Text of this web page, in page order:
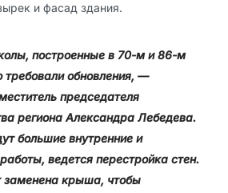
и фасад здания.
построенные в 70-м и 86-м
требовали обновления, —
председателя
региона Александра Лебедева.
большие внутренние и
ведется перестройка стен.
заменена крыша, чтобы